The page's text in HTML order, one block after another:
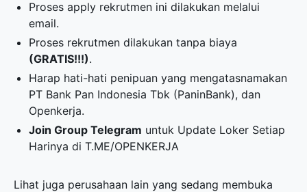
Proses apply rekrutmen ini dilakukan melalui
email.
Proses rekrutmen dilakukan tanpa biaya
(GRATIS!!!).
Harap hati-hati penipuan yang mengatasnamakan
PT Bank Pan Indonesia Tbk (PaninBank), dan
Openkerja.
Join Group Telegram untuk Update Loker Setiap
Harinya diT.ME/OPENKERJA
Lihat juga perusahaan lain yang sedang membuka